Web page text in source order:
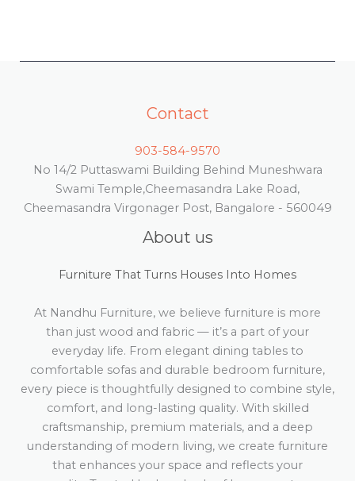
Contact
903-584-9570
No 14/2 Puttaswami Building Behind Muneshwara
Swami Temple,Cheemasandra Lake Road,
Cheemasandra Virgonager Post, Bangalore - 560049
About us
Furniture That Turns Houses Into Homes
At Nandhu Furniture, we believe furniture is more
than just wood and fabric — it’s a part of your
everyday life. From elegant dining tables to
comfortable sofas and durable bedroom furniture,
every piece is thoughtfully designed to combine style,
comfort, and long-lasting quality. With skilled
craftsmanship, premium materials, and a deep
understanding of modern living, we create furniture
that enhances your space and reflects your